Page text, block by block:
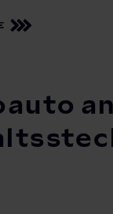
Services
und